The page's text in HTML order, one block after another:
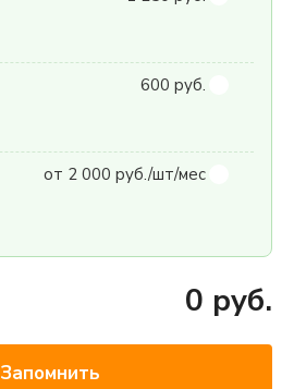
600 руб.
от 2 000 руб./шт/мес
0 руб.
Запомнить